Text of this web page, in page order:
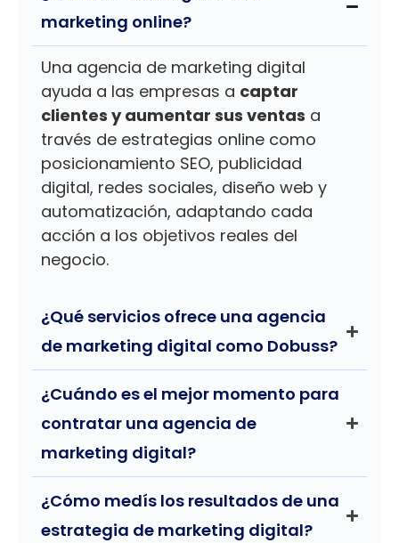
marketing online?
Una agencia de marketing digital
ayuda a las empresas a captar
clientes y aumentar sus ventas a
través de estrategias online como
posicionamiento SEO, publicidad
digital, redes sociales, diseño web y
automatización, adaptando cada
acción a los objetivos reales del
negocio.
¿Qué servicios ofrece una agencia
de marketing digital como Dobuss?
¿Cuándo es el mejor momento para
contratar una agencia de
marketing digital?
¿Cómo medís los resultados de una
estrategia de marketing digital?